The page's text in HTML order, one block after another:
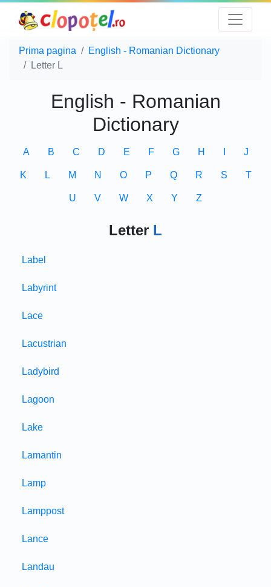
Prima pagina
English - Romanian Dictionary
Letter L
English - Romanian
Dictionary
A B C D E F G H J
K L M N O P Q R S T
U V W X Y Z
Letter L
Label
Labyrint
Lace
Lacustrian
Ladybird
Lagoon
Lake
Lamantin
Lamp
Lamppost
Lance
Landau